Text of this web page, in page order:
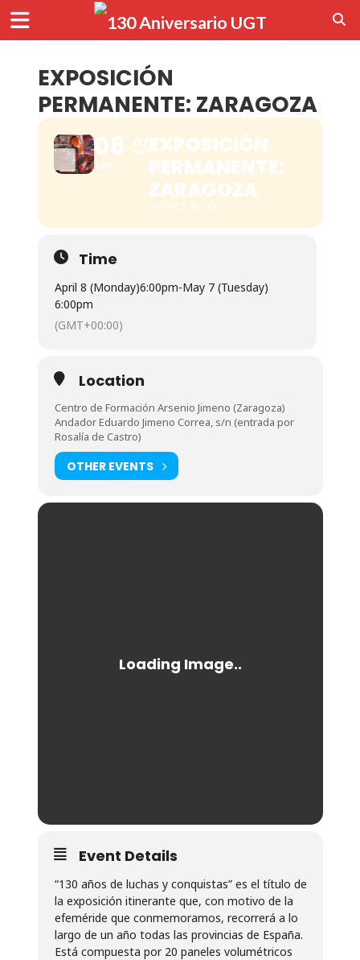
EXPOSICIÓN
PERMANENTE: ZARAGOZA
08
APR
07
MAYEXPOSICIÓN
PERMANENTE:
ZARAGOZA
ALTO
Time
April 8 (Monday)6:00pm-May 7 (Tuesday)
6:00pm
(GMT+00:00)
Location
Centro de Formación Arsenio Jimeno (Zaragoza)
Andador Eduardo Jimeno Correa, s/n (entrada por
Rosalía de Castro)
OTHER EVENTS
Event Details
“130 años de luchas y conquistas” es el título de
la exposición itinerante que, con motivo de la
efeméride que conmemoramos, recorrerá a lo
largo de un año todas las provincias de España.
Está compuesta por 20 paneles volumétricos